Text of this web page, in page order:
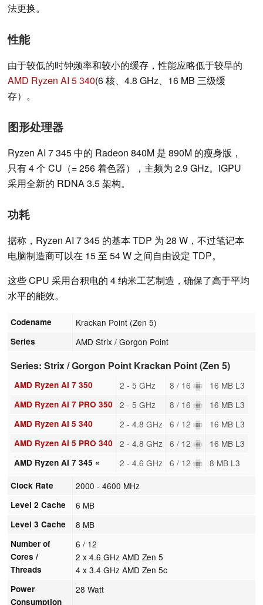
法更换。
性能
由于较低的时钟频率和较小的缓存，性能应略低于较早的
AMD Ryzen AI 5 340(6 核、4.8 GHz、16 MB 三级缓
存）。
图形处理器
Ryzen AI 7 345 中的 Radeon 840M 是 890M 的瘦身版，
只有 4 个 CU（= 256 着色器），主频为 2.9 GHz。iGPU
采用全新的 RDNA 3.5 架构。
功耗
据称，Ryzen AI 7 345 的基本 TDP 为 28 W，不过笔记本
电脑制造商可以在 15 至 54 W 之间自由设定 TDP。
这些 CPU 采用台积电的 4 纳米工艺制造，确保了高于平均
水平的能效。
Codename Krackan Point (Zen 5)
Series AMD Strix / Gorgon Point
Series: Strix / Gorgon Point Krackan Point (Zen 5)
AMD Ryzen AI 7 350 2 - 5 GHz 8 / 16 16 MB L3
AMD Ryzen AI 7 PRO 350 2 - 5 GHz 8 / 16 16 MB L3
AMD Ryzen AI 5 340 2 - 4.8 GHz 6 / 12 16 MB L3
AMD Ryzen AI 5 PRO 340 2 - 4.8 GHz 6 / 12 16 MB L3
AMD Ryzen AI 7 345 « 2 - 4.6 GHz 6 / 12 8 MB L3
Clock Rate 2000 - 4600 MHz
Level 2 Cache 6 MB
Level 3 Cache 8 MB
Number of
Cores /
Threads
6 / 12
2 x 4.6 GHz AMD Zen 5
4 x 3.4 GHz AMD Zen 5c
Power
Consumption
28 Watt